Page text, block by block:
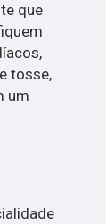
que
tosse,
um